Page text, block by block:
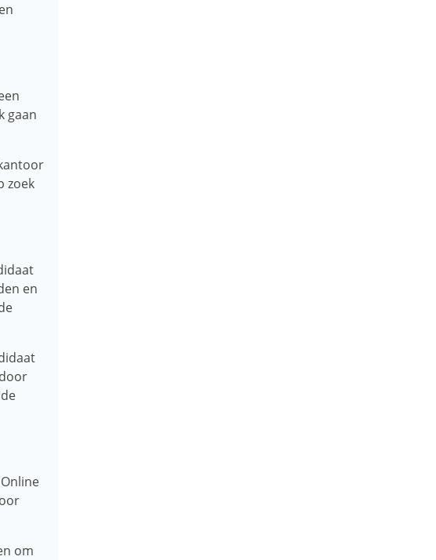
gaan
zoek
en
om